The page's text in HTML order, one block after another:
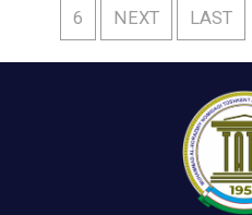
6 NEXT LAST